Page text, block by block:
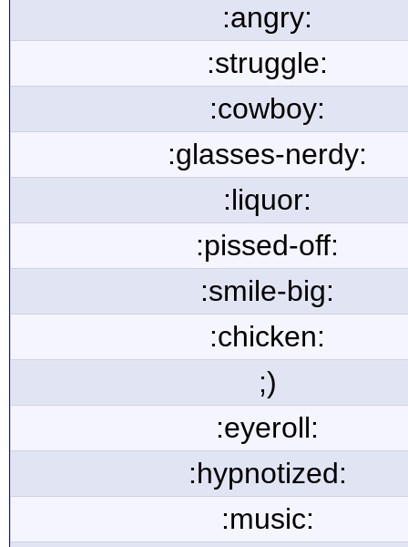
:angry:
:struggle:
:cowboy:
:glasses-nerdy:
:liquor:
:pissed-off:
:smile-big:
:chicken:
;)
:eyeroll:
:hypnotized:
:music: